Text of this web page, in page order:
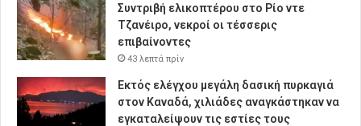
Συντριβή ελικοπτέρου στο Ρίο ντε
Τζανέιρο, νεκροί οι τέσσερις
επιβαίνοντες
43 λεπτά πρίν
Εκτός ελέγχου μεγάλη δασική πυρκαγιά
στον Καναδά, χιλιάδες αναγκάστηκαν να
εγκαταλείψουν τις εστίες τους